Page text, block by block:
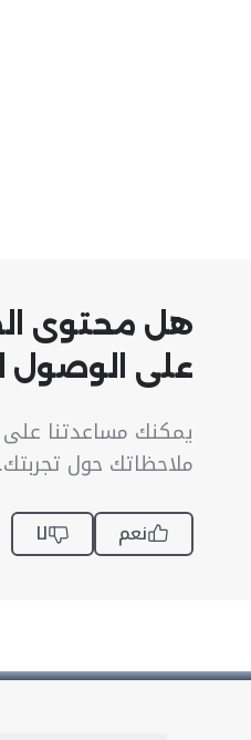
هل محتوى
على الوصول
يمكنك مساعدتنا
ملاحظاتك حول تجربتك.
نعم لا